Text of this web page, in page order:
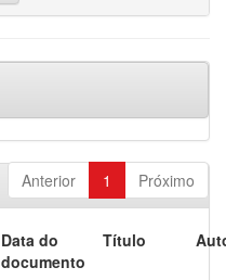
Anterior 1 Próximo
Data do
documento
Título